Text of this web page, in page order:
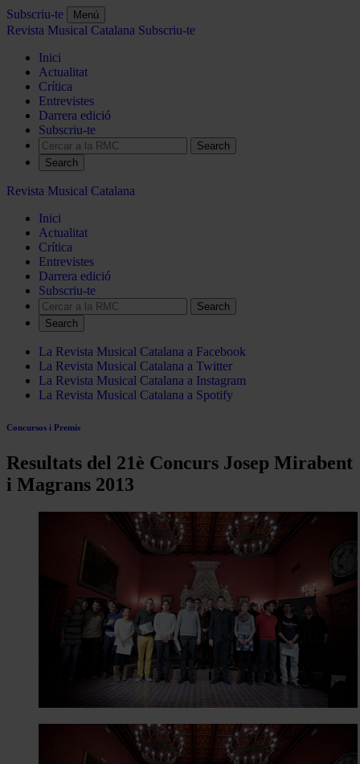
Subscriu-te Menú
Revista Musical Catalana Subscriu-te
Inici
Actualitat
Crítica
Entrevistes
Darrera edició
Subscriu-te
Search
Revista Musical Catalana
Inici
Actualitat
Crítica
Entrevistes
Darrera edició
Subscriu-te
Search
La Revista Musical Catalana a Facebook
La Revista Musical Catalana a Twitter
La Revista Musical Catalana a Instagram
La Revista Musical Catalana a Spotify
Concursos i Premis
Resultats del 21è Concurs Josep Mirabent
i Magrans 2013